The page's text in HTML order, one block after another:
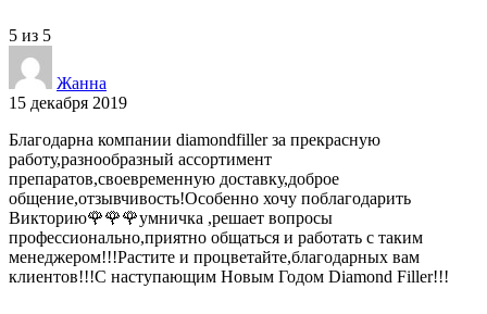
5 из 5
Жанна
15 декабря 2019
Благодарна компании diamondfiller за прекрасную
работу,разнообразный ассортимент
препаратов,своевременную доставку,доброе
общение,отзывчивость!Особенно хочу поблагодарить
Викторию🌹🌹🌹умничка ,решает вопросы
профессионально,приятно общаться и работать с таким
менеджером!!!Растите и процветайте,благодарных вам
клиентов!!!С наступающим Новым Годом Diamond Filler!!!